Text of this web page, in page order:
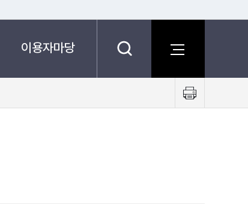
이용자마당
트